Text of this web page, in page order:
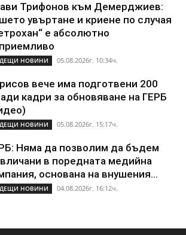
Трифонов към Демерджиев:
увъртане и криене по случая
е абсолютно
НОВИНИ 05.08.2026г. 10:34ч.
вече има подготвени 200
кадри за обновяване на ГЕРБ
НОВИНИ 05.08.2026г. 15:17ч.
Няма да позволим да бъдем
в поредната медийна
основана на внушения...
НОВИНИ 04.08.2026г. 16:12ч.